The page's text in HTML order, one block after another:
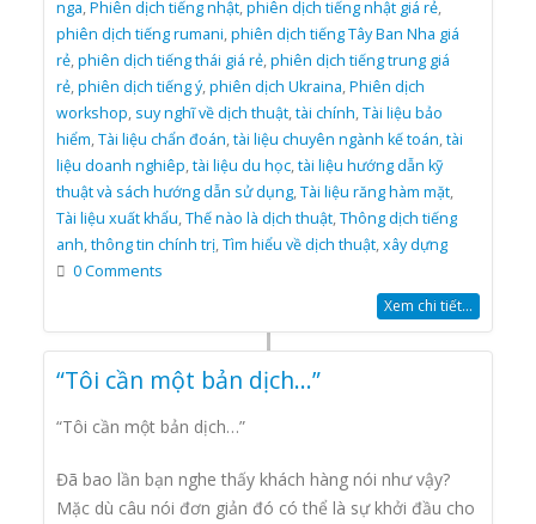
nga,Phiên dịch tiếng nhật,phiên dịch tiếng nhật giá rẻ,
phiên dịch tiếng rumani,phiên dịch tiếng Tây Ban Nha giá
rẻ,phiên dịch tiếng thái giá rẻ,phiên dịch tiếng trung giá
rẻ,phiên dịch tiếng ý,phiên dịch Ukraina,Phiên dịch
workshop, suy nghĩ về dịch thuật,tài chính,Tài liệu bảo
hiểm,Tài liệu chẩn đoán,tài liệu chuyên ngành kế toán,tài
liệu doanh nghiêp,tài liệu du học,tài liệu hướng dẫn kỹ
thuật và sách hướng dẫn sử dụng,Tài liệu răng hàm mặt,
Tài liệu xuất khẩu,Thế nào là dịch thuật,Thông dịch tiếng
anh,thông tin chính trị,Tìm hiểu về dịch thuật,xây dựng
0 Comments
Xem chi tiết...
“Tôi cần một bản dịch…”
“Tôi cần một bản dịch…”
Đã bao lần bạn nghe thấy khách hàng nói như vậy?
Mặc dù câu nói đơn giản đó có thể là sự khởi đầu cho